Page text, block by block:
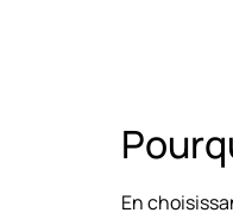
En